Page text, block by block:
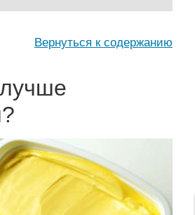
Вернуться к содержанию